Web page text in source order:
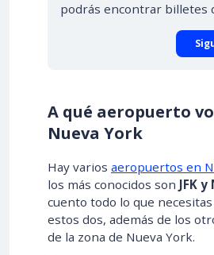
podrás encontrar billetes
A qué aeropuerto
Nueva York
Hay varios aeropuertos en
los más conocidos son JFK
cuento todo lo que
estos dos, además de los
de la zona de Nueva York.